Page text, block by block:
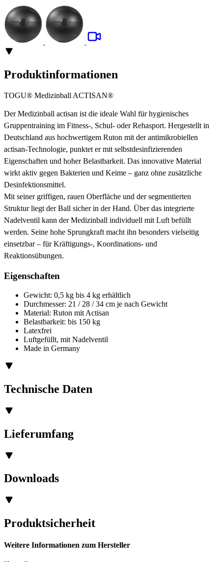
Produktinformationen
TOGU® Medizinball ACTISAN®
Der Medizinball actisan ist die ideale Wahl für hygienisches
Gruppentraining im Fitness-, Schul- oder Rehasport. Hergestellt in
Deutschland aus hochwertigem Ruton mit der antimikrobiellen
actisan-Technologie, punktet er mit selbstdesinfizierenden
Eigenschaften und hoher Belastbarkeit. Das innovative Material
wirkt aktiv gegen Bakterien und Keime – ganz ohne zusätzliche
Desinfektionsmittel.
Mit seiner griffigen, rauen Oberfläche und der segmentierten
Struktur liegt der Ball sicher in der Hand. Über das integrierte
Nadelventil kann der Medizinball individuell mit Luft befüllt
werden. Seine hohe Sprungkraft macht ihn besonders vielseitig
einsetzbar – für Kräftigungs-, Koordinations- und
Reaktionsübungen.
Eigenschaften
Gewicht: 0,5 kg bis 4 kg erhältlich
Durchmesser: 21 / 28 / 34 cm je nach Gewicht
Material: Ruton mit Actisan
Belastbarkeit: bis 150 kg
Latexfrei
Luftgefüllt, mit Nadelventil
Made in Germany
Technische Daten
Lieferumfang
Downloads
Produktsicherheit
Weitere Informationen zum Hersteller